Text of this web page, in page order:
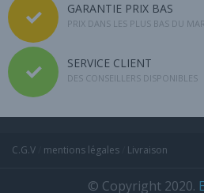
GARANTIE PRIX BAS
PRIX DANS LES PLUS BAS DU
SERVICE CLIENT
DES CONSEILLERS DISPONIBLES
C.G.V mentions légales Livraison
© Copyright 2020.